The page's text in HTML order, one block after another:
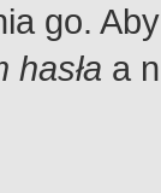
go.
hasła a